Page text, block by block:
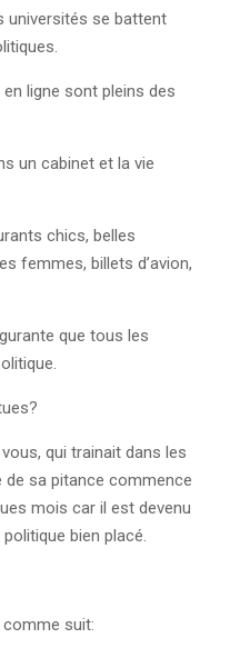
universités se battent
ligne sont pleins des
un cabinet et la vie
chics, belles
femmes, billets d’avion,
que tous les
qui trainait dans les
sa pitance commence
mois car il est devenu
bien placé.
suit: